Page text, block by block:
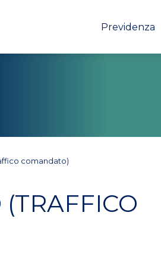
Previdenza
comandato)
(TRAFFICO